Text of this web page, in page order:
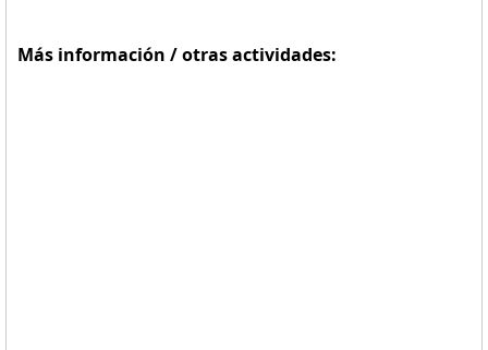
Más información / otras actividades: